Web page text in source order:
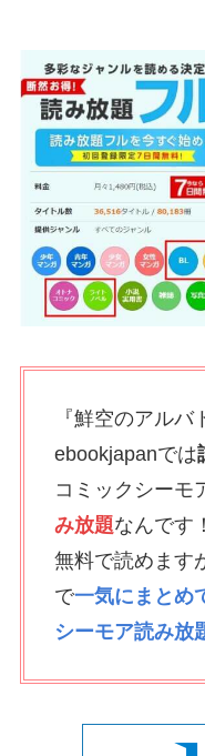
『鮮空のアル
ebookjapanでは
コミックシーモ
み放題なんです
無料で読めます
で一気にまとめ
シーモア読み放